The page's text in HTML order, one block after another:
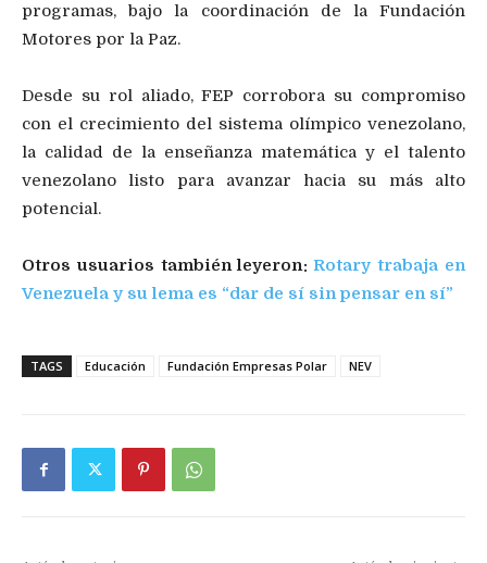
programas, bajo la coordinación de la Fundación
Motores por la Paz.
Desde su rol aliado, FEP corrobora su compromiso
con el crecimiento del sistema olímpico venezolano,
la calidad de la enseñanza matemática y el talento
venezolano listo para avanzar hacia su más alto
potencial.
Otros usuarios también leyeron:Rotary trabaja en
Venezuela y su lema es “dar de sí sin pensar en sí”
TAGS Educación Fundación Empresas Polar NEV